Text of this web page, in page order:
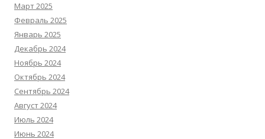
Март 2025
Февраль 2025
Январь 2025
Декабрь 2024
Ноябрь 2024
Октябрь 2024
Сентябрь 2024
Август 2024
Июль 2024
Июнь 2024